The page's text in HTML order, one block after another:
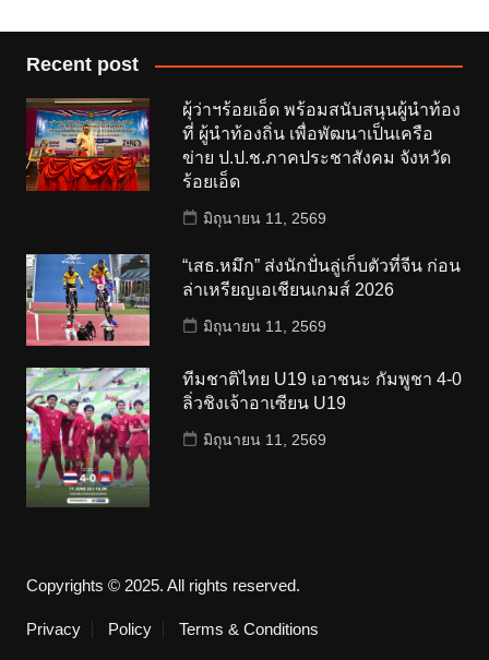
Recent post
ผุ้ว่าฯร้อยเอ็ด พร้อมสนับสนุนผู้นำท้อง
ที่ ผู้นำท้องถิ่น เพื่อพัฒนาเป็นเครือ
ข่าย ป.ป.ช.ภาคประชาสังคม จังหวัด
ร้อยเอ็ด
มิถุนายน 11, 2569
“เสธ.หมึก” ส่งนักปั่นลู่เก็บตัวที่จีน ก่อน
ล่าเหรียญเอเชียนเกมส์ 2026
มิถุนายน 11, 2569
ทีมชาติไทย U19 เอาชนะ กัมพูชา 4-0
ลิ่วชิงเจ้าอาเซียน U19
มิถุนายน 11, 2569
Copyrights © 2025. All rights reserved.
Privacy Policy Terms & Conditions